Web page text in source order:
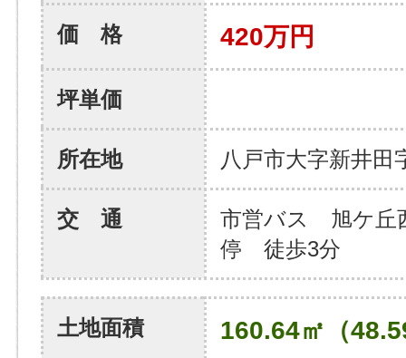
価 格 420万円
坪単価
所在地 八戸市大字新井田
交 通
市営バス 旭ケ丘
停 徒歩3分
土地面積 160.64㎡（